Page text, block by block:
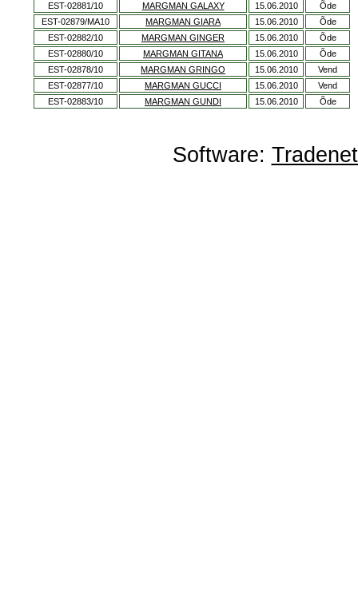
EST-02881/10
MARGMAN GALAXY 15.06.2010
Õde
EST-02879/MA10
MARGMAN GIARA 15.06.2010
Õde
EST-02882/10
MARGMAN GINGER 15.06.2010
Õde
EST-02880/10
MARGMAN GITANA 15.06.2010
Õde
EST-02878/10
MARGMAN GRINGO 15.06.2010
Vend
EST-02877/10
MARGMAN GUCCI 15.06.2010
Vend
EST-02883/10
MARGMAN GUNDI 15.06.2010 Õde
Software: